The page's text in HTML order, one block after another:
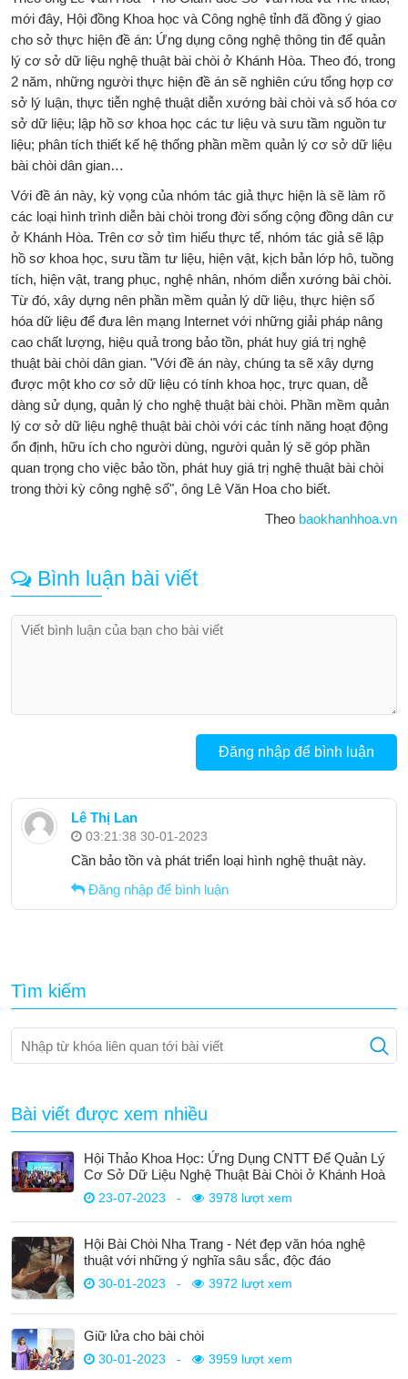
mới đây, Hội đồng Khoa học và Công nghệ tỉnh đã đồng ý giao
cho sở thực hiện đề án: Ứng dụng công nghệ thông tin để quản
lý cơ sở dữ liệu nghệ thuật bài chòi ở Khánh Hòa. Theo đó, trong
2 năm, những người thực hiện đề án sẽ nghiên cứu tổng hợp cơ
sở lý luận, thực tiễn nghệ thuật diễn xướng bài chòi và số hóa cơ
sở dữ liệu; lập hồ sơ khoa học các tư liệu và sưu tầm nguồn tư
liệu; phân tích thiết kế hệ thống phần mềm quản lý cơ sở dữ liệu
bài chòi dân gian…
Với đề án này, kỳ vọng của nhóm tác giả thực hiện là sẽ làm rõ
các loại hình trình diễn bài chòi trong đời sống cộng đồng dân cư
ở Khánh Hòa. Trên cơ sở tìm hiểu thực tế, nhóm tác giả sẽ lập
hồ sơ khoa học, sưu tầm tư liệu, hiện vật, kịch bản lớp hô, tuồng
tích, hiện vật, trang phục, nghệ nhân, nhóm diễn xướng bài chòi.
Từ đó, xây dựng nên phần mềm quản lý dữ liệu, thực hiện số
hóa dữ liệu để đưa lên mạng Internet với những giải pháp nâng
cao chất lượng, hiệu quả trong bảo tồn, phát huy giá trị nghệ
thuật bài chòi dân gian. "Với đề án này, chúng ta sẽ xây dựng
được một kho cơ sở dữ liệu có tính khoa học, trực quan, dễ
dàng sử dụng, quản lý cho nghệ thuật bài chòi. Phần mềm quản
lý cơ sở dữ liệu nghệ thuật bài chòi với các tính năng hoạt động
ổn định, hữu ích cho người dùng, người quản lý sẽ góp phần
quan trọng cho việc bảo tồn, phát huy giá trị nghệ thuật bài chòi
trong thời kỳ công nghệ số", ông Lê Văn Hoa cho biết.
Theo baokhanhhoa.vn
Bình luận bài viết
Đăng nhập để bình luận
Lê Thị Lan
03:21:38 30-01-2023
Cần bảo tồn và phát triển loại hình nghệ thuật này.
Đăng nhập để bình luận
Tìm kiếm
Bài viết được xem nhiều
Hội Thảo Khoa Học: Ứng Dụng CNTT Để Quản Lý
Cơ Sở Dữ Liệu Nghệ Thuật Bài Chòi ở Khánh Hoà
23-07-2023 - 3978 lượt xem
Hội Bài Chòi Nha Trang - Nét đẹp văn hóa nghệ
thuật với những ý nghĩa sâu sắc, độc đáo
30-01-2023 - 3972 lượt xem
Giữ lửa cho bài chòi
30-01-2023 - 3959 lượt xem